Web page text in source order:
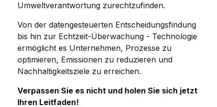
Umweltverantwortung zurechtzufinden.
Von der datengesteuerten Entscheidungsfindung
bis hin zur Echtzeit-Überwachung - Technologie
ermöglicht es Unternehmen, Prozesse zu
optimieren, Emissionen zu reduzieren und
Nachhaltigkeitsziele zu erreichen.
Verpassen Sie es nicht und holen Sie sich jetzt
Ihren Leitfaden!